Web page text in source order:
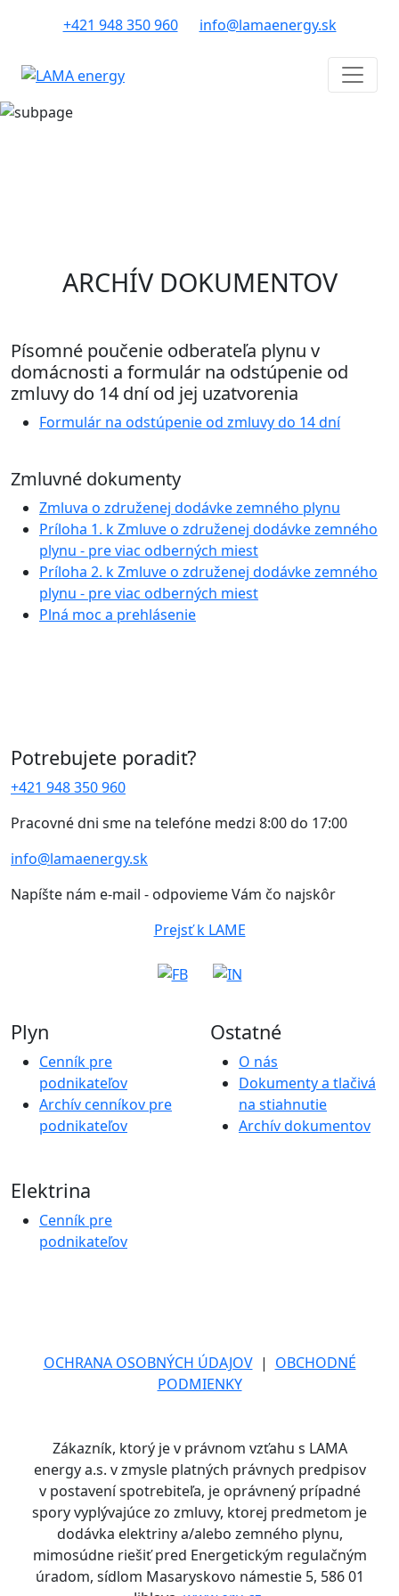
+421 948 350 960 info@lamaenergy.sk
ARCHÍV DOKUMENTOV
Písomné poučenie odberateľa plynu v
domácnosti a formulár na odstúpenie od
zmluvy do 14 dní od jej uzatvorenia
Formulár na odstúpenie od zmluvy do 14 dní
Zmluvné dokumenty
Zmluva o združenej dodávke zemného plynu
Príloha 1. k Zmluve o združenej dodávke zemného
plynu - pre viac odberných miest
Príloha 2. k Zmluve o združenej dodávke zemného
plynu - pre viac odberných miest
Plná moc a prehlásenie
Potrebujete poradiť?
+421 948 350 960
Pracovné dni sme na telefóne medzi 8:00 do 17:00
info@lamaenergy.sk
Napíšte nám e-mail - odpovieme Vám čo najskôr
Plyn
Cenník pre
podnikateľov
Archív cenníkov pre
podnikateľov
Elektrina
Cenník pre
podnikateľov
Ostatné
O nás
Dokumenty a tlačivá
na stiahnutie
Archív dokumentov
Prejsť k LAME
OCHRANA OSOBNÝCH ÚDAJOV| OBCHODNÉ
PODMIENKY
Zákazník, ktorý je v právnom vzťahu s LAMA
energy a.s. v zmysle platných právnych predpisov
v postavení spotrebiteľa, je oprávnený prípadné
spory vyplývajúce zo zmluvy, ktorej predmetom je
dodávka elektriny a/alebo zemného plynu,
mimosúdne riešiť pred Energetickým regulačným
úradom, sídlom Masaryskovo námestie 5, 586 01